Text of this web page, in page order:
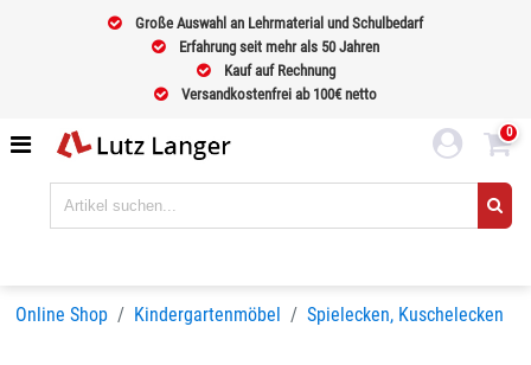
Große Auswahl an Lehrmaterial und Schulbedarf
Erfahrung seit mehr als 50 Jahren
Kauf auf Rechnung
Versandkostenfrei ab 100€ netto
0
Online Shop Kindergartenmöbel Spielecken, Kuschelecken